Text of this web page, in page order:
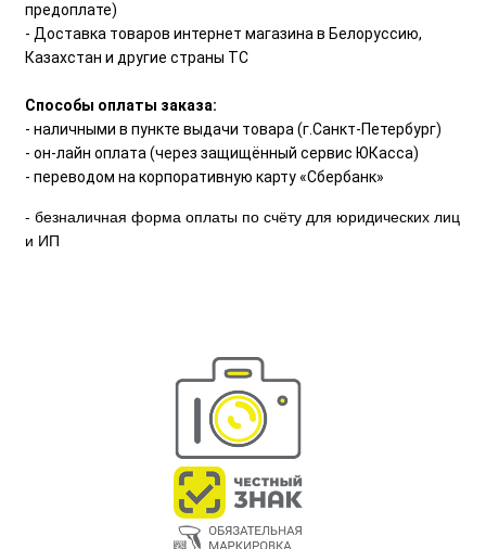
предоплате)
- Доставка товаров интернет магазина в Белоруссию,
Казахстан и другие страны ТС
Способы оплаты заказа:
- наличными в пункте выдачи товара (г.Санкт-Петербург)
- он-лайн оплата (через защищённый сервис ЮКасса)
- переводом на корпоративную карту «Сбербанк»
- безналичная форма оплаты по счёту для юридических лиц
и ИП